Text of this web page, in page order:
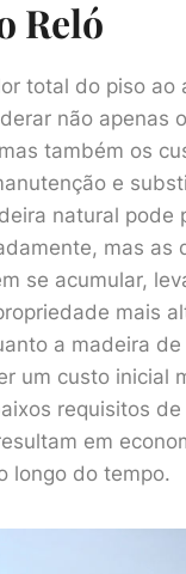
Reló
total do piso ao
não apenas
também os
e
natural pode
mas as
se acumular,
mais
a madeira de
um custo inicial
requisitos
em
longo do tempo.